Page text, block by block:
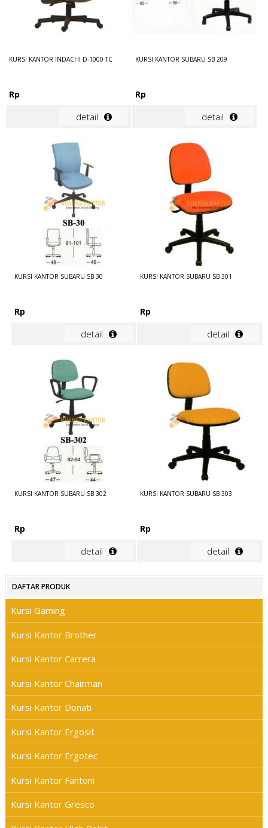
KURSI KANTOR INDACHI D-1000 TC
Rp
detail
KURSI KANTOR SUBARU SB 209
Rp
detail
KURSI KANTOR SUBARU SB 30
Rp
detail
KURSI KANTOR SUBARU SB 301
Rp
detail
KURSI KANTOR SUBARU SB 302
Rp
detail
KURSI KANTOR SUBARU SB 303
Rp
detail
DAFTAR PRODUK
Kursi Gaming
Kursi Kantor Brother
Kursi Kantor Carrera
Kursi Kantor Chairman
Kursi Kantor Donati
Kursi Kantor Ergosit
Kursi Kantor Ergotec
Kursi Kantor Fantoni
Kursi Kantor Gresco